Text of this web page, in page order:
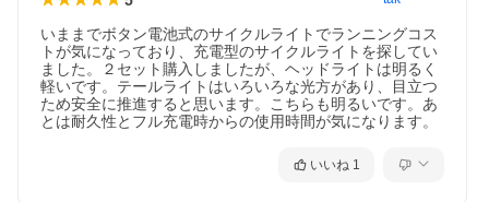
いままでボタン電池式のサイクルライトでランニングコス
トが気になっており、充電型のサイクルライトを探してい
ました。２セット購入しましたが、ヘッドライトは明るく
軽いです。テールライトはいろいろな光方があり、目立つ
ため安全に推進すると思います。こちらも明るいです。あ
とは耐久性とフル充電時からの使用時間が気になります。
いいね 1